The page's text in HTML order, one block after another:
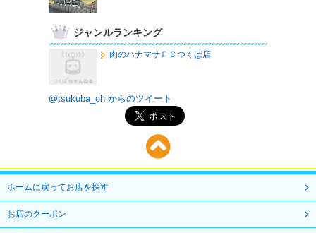
ジャンルランキング
肉のハナマサＦＣつくば店
@tsukuba_ch からのツイート
ホームに戻ってお店を探す
お店のクーポン